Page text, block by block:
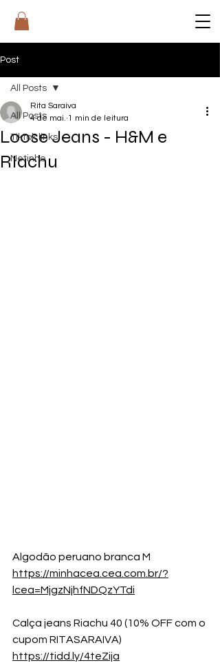
RIT
Post
All Posts
Tiktok links
Netinho
All Posts
Loose Jeans - H&M e
RIachu
Rita Saraiva
4 de mai. 1 min de leitura
Algodão peruano branca M
https://minhacea.cea.com.br/?
lcea=MjgzNjhfNDQzYTdi
Calça jeans Riachu 40 (10% OFF com o
cupom RITASARAIVA)
https://tidd.ly/4teZija